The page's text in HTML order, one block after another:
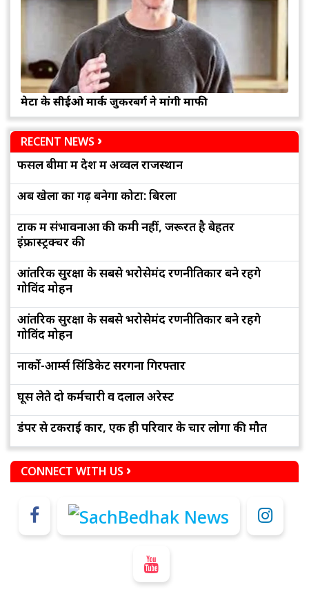
मेटा के सीईओ मार्क जुकरबर्ग ने मांगी माफी
RECENT NEWS
फसल बीमा में देश में अव्वल राजस्थान
अब खेलों का गढ़ बनेगा कोटा: बिरला
टोंक में संभावनाओं की कमी नहीं, जरूरत है बेहतर
इंफ्रास्ट्रक्चर की
आंतरिक सुरक्षा के सबसे भरोसेमंद रणनीतिकार बने रहेंगे
गोविंद मोहन
आंतरिक सुरक्षा के सबसे भरोसेमंद रणनीतिकार बने रहेंगे
गोविंद मोहन
नार्को-आर्म्स सिंडिकेट सरगना गिरफ्तार
घूस लेते दो कर्मचारी व दलाल अरेस्ट
डंपर से टकराई कार, एक ही परिवार के चार लोगों की मौत
CONNECT WITH US